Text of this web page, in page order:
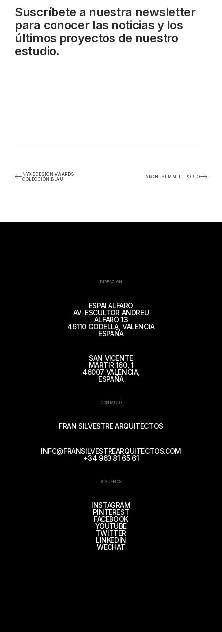
Suscríbete a nuestra newsletter
para conocer las noticias y los
últimos proyectos de nuestro
estudio.
NYXSDESIGN AWARDS |
COLECCIÓN BLAU
ARCHI SUMMIT | PORTO
DIRECCIÓN
ESPAI ALFARO
AV. ESCULTOR ANDREU
ALFARO 13
46110 GODELLA, VALENCIA
ESPAÑA
SAN VICENTE
MÁRTIR 160, 1
46007 VALENCIA,
ESPAÑA
CONTACTO
FRAN SILVESTRE ARQUITECTOS
INFO@FRANSILVESTREARQUITECTOS.COM
+34 963 81 65 61
SÍGUENOS
INSTAGRAM
PINTEREST
FACEBOOK
YOUTUBE
TWITTER
LINKEDIN
WECHAT